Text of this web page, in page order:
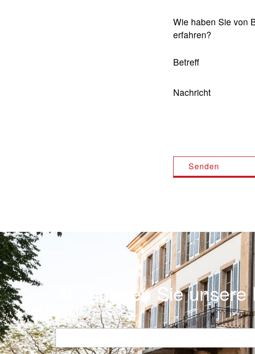
Wie haben Sie von
erfahren?
Betreff
Nachricht
Abonnieren Sie
E-Mail